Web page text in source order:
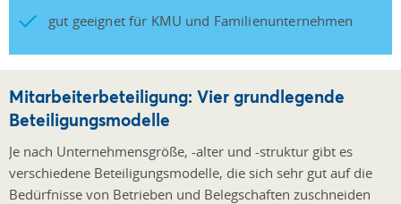
gut geeignet für KMU und Familienunternehmen
Mitarbeiterbeteiligung: Vier grundlegende
Beteiligungsmodelle
Je nach Unternehmensgröße, -alter und -struktur gibt es
verschiedene Beteiligungsmodelle, die sich sehr gut auf die
Bedürfnisse von Betrieben und Belegschaften zuschneiden